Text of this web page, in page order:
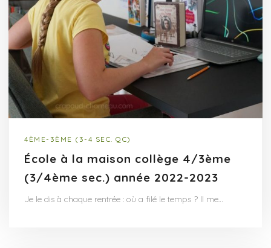
4ÈME-3ÈME (3-4 SEC. QC)
École à la maison collège 4/3ème
(3/4ème sec.) année 2022-2023
Je le dis à chaque rentrée : où a filé le temps ? Il me…